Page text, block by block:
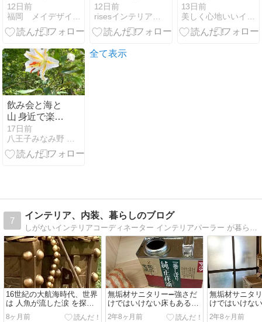
ニングを作る!
本物の素材、
眺望を活かす
12日前
福岡 メイデザイン 松永真由美のインテリアブログ
やく叶えた、
自分らしい住
まい。
12日前
risesインテリアデザイン室
したい2つの
こと
13日前
美しく心地いいインテリア
飲み会と海と
山 身近で楽し
んだ連休の話
17日前
八王子みなみ野 まるとハウス
全て表示
7
インテリア、内装、暮らしのブログ
しがないインテリアコーディネーター インテリアパーラー が暮らしの困った事、インテリア、内装、DIYなどについて書いているしがない記事です。フォローやコメントもお待ちしています。
16世紀の大航海時代、世界
は 人魚が流した涙 を探し
求めた
8ヶ月前
無垢材サニタリー➖強さだ
けではいけない床もある➖
浸透性塗料編
2年8ヶ月前
無垢材サニタ
けではいけな
本編
2年8ヶ月前